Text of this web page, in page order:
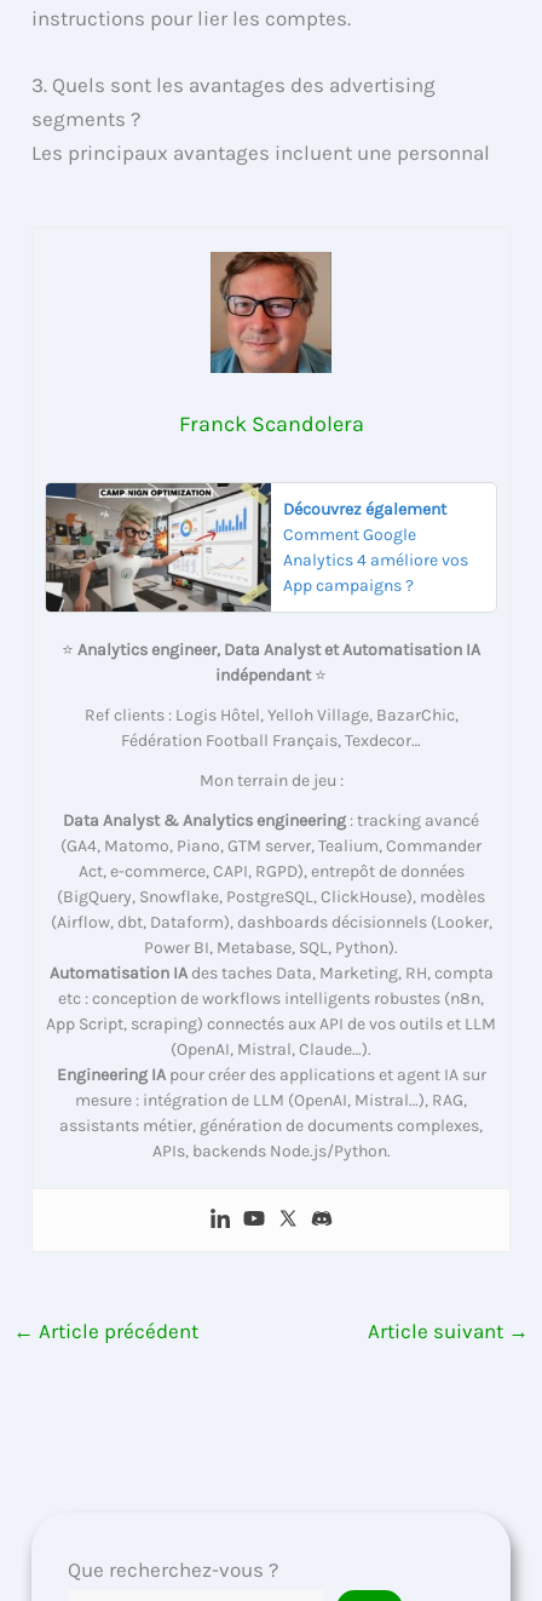
instructions pour lier les comptes.
3. Quels sont les avantages des advertising
segments ?
Les principaux avantages incluent une personnal
Franck Scandolera
Découvrez également
Comment Google
Analytics 4 améliore vos
App campaigns ?
⭐ Analytics engineer, Data Analyst et Automatisation IA
indépendant⭐
Ref clients : Logis Hôtel, Yelloh Village, BazarChic,
Fédération Football Français, Texdecor…
Mon terrain de jeu :
Data Analyst & Analytics engineering : tracking avancé
(GA4, Matomo, Piano, GTM server, Tealium, Commander
Act, e-commerce, CAPI, RGPD), entrepôt de données
(BigQuery, Snowflake, PostgreSQL, ClickHouse), modèles
(Airflow, dbt, Dataform), dashboards décisionnels (Looker,
Power BI, Metabase, SQL, Python).
Automatisation IAdes taches Data, Marketing, RH, compta
etc : conception de workflows intelligents robustes (n8n,
App Script, scraping) connectés aux API de vos outils et LLM
(OpenAI, Mistral, Claude…).
Engineering IApour créer des applications et agent IA sur
mesure : intégration de LLM (OpenAI, Mistral…), RAG,
assistants métier, génération de documents complexes,
APIs, backends Node.js/Python.
← Article précédent Article suivant →
Que recherchez-vous ?